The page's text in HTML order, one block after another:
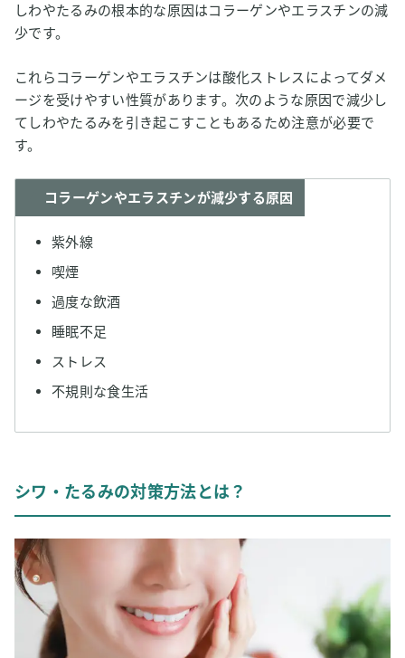
しわやたるみの根本的な原因はコラーゲンやエラスチンの減
少です。
これらコラーゲンやエラスチンは酸化ストレスによってダメ
ージを受けやすい性質があります。次のような原因で減少し
てしわやたるみを引き起こすこともあるため注意が必要で
す。
コラーゲンやエラスチンが減少する原因
紫外線
喫煙
過度な飲酒
睡眠不足
ストレス
不規則な食生活
シワ・たるみの対策方法とは？